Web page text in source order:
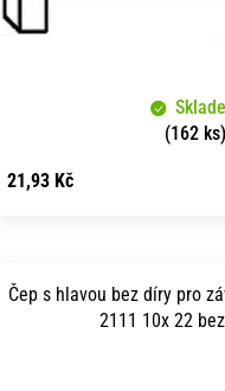
(162 ks)
21,93 Kč
Čep s hlavou bez díry pro
2111